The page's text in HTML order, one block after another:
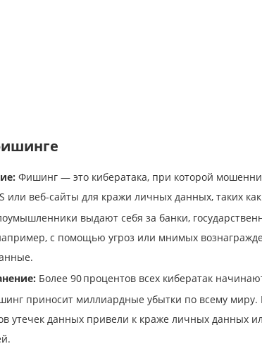
Фишинг — это кибератака, при которой
или веб-сайты для кражи личных данных, таких
выдают себя за банки,
с помощью угроз или мнимых
Более 90 процентов всех кибератак
приносит миллиардные убытки по всему миру.
утечек данных привели к краже личных данных